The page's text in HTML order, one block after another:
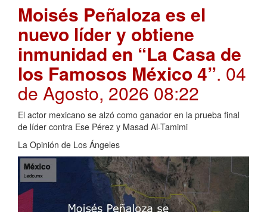
Moisés Peñaloza es el
nuevo líder y obtiene
inmunidad en “La Casa de
los Famosos México 4”. 04
de Agosto, 2026 08:22
El actor mexicano se alzó como ganador en la prueba final
de líder contra Ese Pérez y Masad Al-Tamimi
La Opinión de Los Ángeles